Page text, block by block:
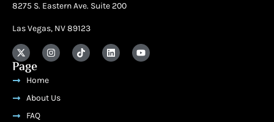
8275 S. Eastern Ave. Suite 200
Las Vegas, NV 89123
Page
Home
About Us
FAQ